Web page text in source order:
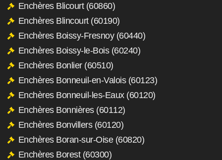
Enchères Blicourt (60860)
Enchères Blincourt (60190)
Enchères Boissy-Fresnoy (60440)
Enchères Boissy-le-Bois (60240)
Enchères Bonlier (60510)
Enchères Bonneuil-en-Valois (60123)
Enchères Bonneuil-les-Eaux (60120)
Enchères Bonnières (60112)
Enchères Bonvillers (60120)
Enchères Boran-sur-Oise (60820)
Enchères Borest (60300)